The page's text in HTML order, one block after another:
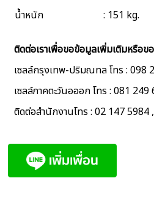
น้ำหนัก : 151 kg.
ติดต่อเราเพื่อขอข้อมูลเพิ่มเติมหรือข
เซลล์กรุงเทพ-ปริมณทล โทร :
เซลล์ภาคตะวันอออก โทร : 081
ติดต่อสำนักงานโทร : 02 147